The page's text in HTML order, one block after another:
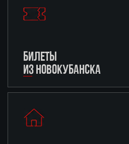
БИЛЕТЫ
ИЗ НОВОКУБАНСКА